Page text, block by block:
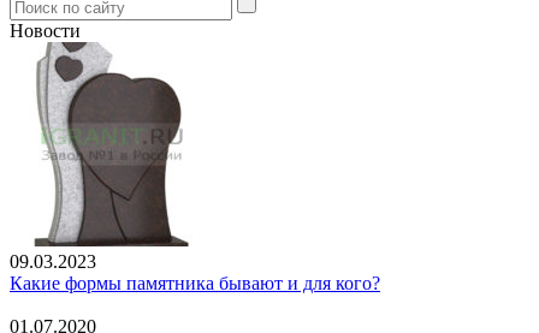
Новости
09.03.2023
Какие формы памятника бывают и для кого?
01.07.2020